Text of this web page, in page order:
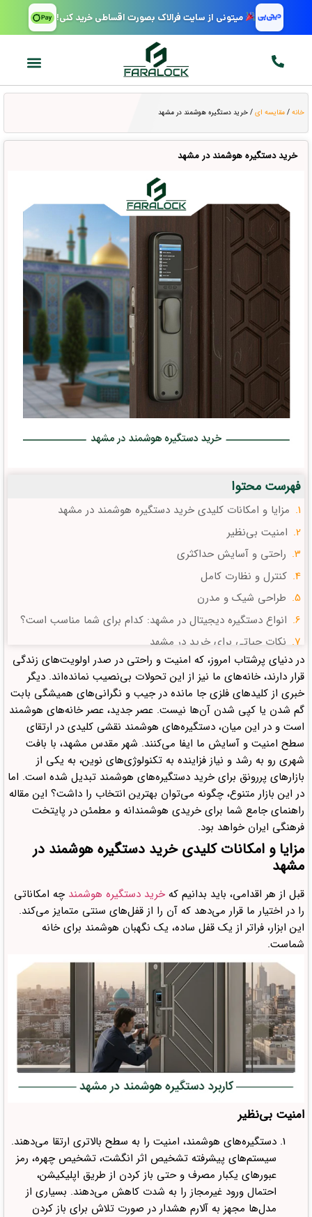
میتونی از سایت فرالاک بصورت اقساطی خرید کنی!
خانه / مقایسه ای / خرید دستگیره هوشمند در مشهد
خرید دستگیره هوشمند در مشهد
فهرست محتوا
مزایا و امکانات کلیدی خرید دستگیره هوشمند در مشهد
امنیت بی‌نظیر
راحتی و آسایش حداکثری
کنترل و نظارت کامل
طراحی شیک و مدرن
انواع دستگیره دیجیتال در مشهد: کدام برای شما مناسب است؟
نکات حیاتی برای خرید در مشهد
محل‌های خرید دستگیره هوشمند در مشهد
سؤالات متداول
دیدگاهتان را بنویسید لغو پاسخ
در دنیای پرشتاب امروز، که امنیت و راحتی در صدر اولویت‌های زندگی
قرار دارند، خانه‌های ما نیز از این تحولات بی‌نصیب نمانده‌اند. دیگر
خبری از کلیدهای فلزی جا مانده در جیب و نگرانی‌های همیشگی بابت
گم شدن یا کپی شدن آن‌ها نیست. عصر جدید، عصر خانه‌های هوشمند
است و در این میان، دستگیره‌های هوشمند نقشی کلیدی در ارتقای
سطح امنیت و آسایش ما ایفا می‌کنند. شهر مقدس مشهد، با بافت
شهری رو به رشد و نیاز فزاینده به تکنولوژی‌های نوین، به یکی از
بازارهای پررونق برای خرید دستگیره‌های هوشمند تبدیل شده است. اما
در این بازار متنوع، چگونه می‌توان بهترین انتخاب را داشت؟ این مقاله
راهنمای جامع شما برای خریدی هوشمندانه و مطمئن در پایتخت
فرهنگی ایران خواهد بود.
مزایا و امکانات کلیدیخرید دستگیره هوشمند در
مشهد
قبل از هر اقدامی، باید بدانیم که خرید دستگیره هوشمند چه امکاناتی
را در اختیار ما قرار می‌دهد که آن را از قفل‌های سنتی متمایز می‌کند.
این ابزار، فراتر از یک قفل ساده، یک نگهبان هوشمند برای خانه
شماست.
امنیت بی‌نظیر
دستگیره‌های هوشمند، امنیت را به سطح بالاتری ارتقا می‌دهند.
سیستم‌های پیشرفته تشخیص اثر انگشت، تشخیص چهره، رمز
عبورهای یکبار مصرف و حتی باز کردن از طریق اپلیکیشن،
احتمال ورود غیرمجاز را به شدت کاهش می‌دهند. بسیاری از
مدل‌ها مجهز به آلارم هشدار در صورت تلاش برای باز کردن